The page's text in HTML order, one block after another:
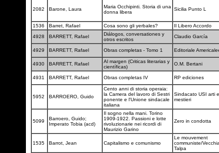
2082 Barone, Laura
Maria Occhipinti. Storia di una
donna libera
Sicilia Punto L
1536 Barret, Rafael Cosa sono gli yerbales?
Il Libero Accordo
4928
BARRETT, Rafael
Diálogos, conversationes y
otros escritos
Claudio García
4929 BARRETT, Rafael Obras completas - Tomo 1 Editoriale
4930 BARRETT, Rafael
Al margen (Criticas literarias y
científicas)
O.M. Bertani
4931 BARRETT, Rafael Obras completas IV RP ediciones
5952 BARROERO, Guido
Cento anni di storia operaia:
la Camera del lavoro di Sestri
ponente e l'Unione sindacale
italiana
Sindacato USI arti e
mestieri
5099
Barroero, Guido;
Imperato Tobia (acd)
Il sogno nella mani. Torino
1909-1922. Passioni e lotte
rivoluzionarie nei ricordi di
Maurizio Garino
Zero in condotta
1535 Barrot, Jean Capitalismo e comunismo
Le mouvement
communiste/
Talpa